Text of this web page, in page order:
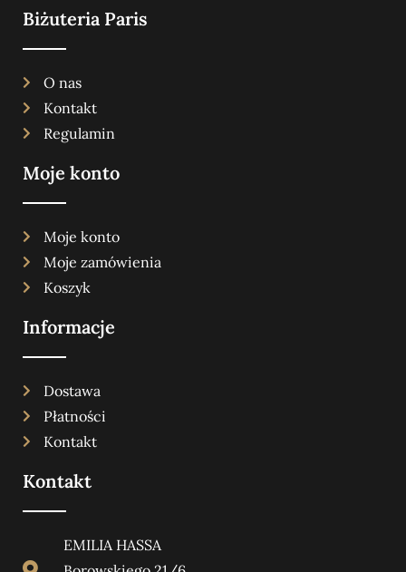
Biżuteria Paris
O nas
Kontakt
Regulamin
Moje konto
Moje konto
Moje zamówienia
Koszyk
Informacje
Dostawa
Płatności
Kontakt
Kontakt
EMILIA HASSA